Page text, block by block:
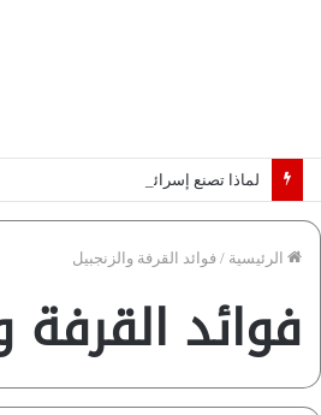
الرئيسية / فوائد القرفة والزنجبيل
فوائد القرفة